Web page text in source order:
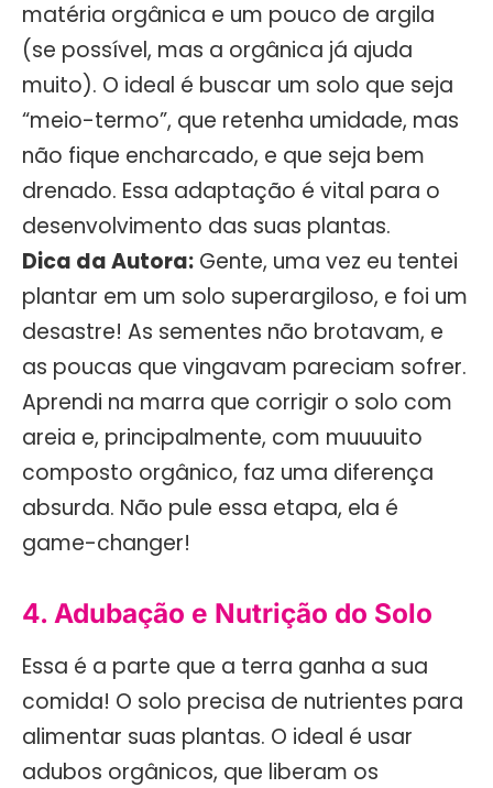
matéria orgânica e um pouco de argila
(se possível, mas a orgânica já ajuda
muito). O ideal é buscar um solo que seja
“meio-termo”, que retenha umidade, mas
não fique encharcado, e que seja bem
drenado. Essa adaptação é vital para o
desenvolvimento das suas plantas.
Dica da Autora: Gente, uma vez eu tentei
plantar em um solo superargiloso, e foi um
desastre! As sementes não brotavam, e
as poucas que vingavam pareciam sofrer.
Aprendi na marra que corrigir o solo com
areia e, principalmente, com muuuuito
composto orgânico, faz uma diferença
absurda. Não pule essa etapa, ela é
game-changer!
4. Adubação e Nutrição do Solo
Essa é a parte que a terra ganha a sua
comida! O solo precisa de nutrientes para
alimentar suas plantas. O ideal é usar
adubos orgânicos, que liberam os